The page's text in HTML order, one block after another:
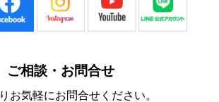
ご相談・お問合せ
お気軽にお問合せください。